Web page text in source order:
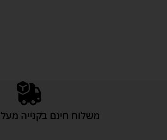
משלוח חינם בקנייה מעל 329 ש"ח